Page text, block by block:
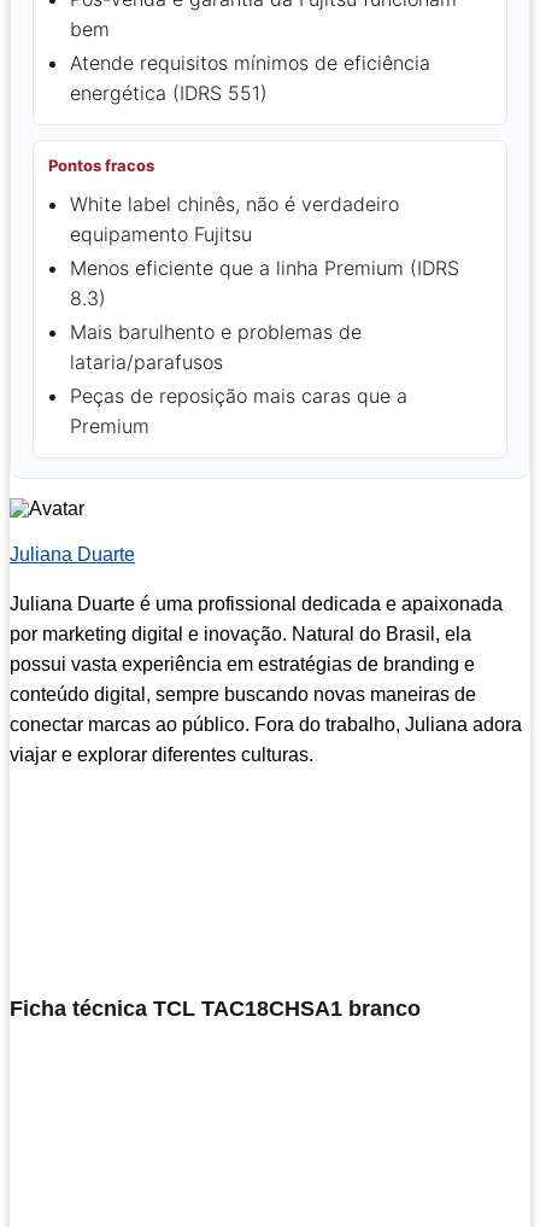
bem
Atende requisitos mínimos de eficiência
energética (IDRS 551)
Pontos fracos
White label chinês, não é verdadeiro
equipamento Fujitsu
Menos eficiente que a linha Premium (IDRS
8.3)
Mais barulhento e problemas de
lataria/parafusos
Peças de reposição mais caras que a
Premium
Juliana Duarte
Juliana Duarte é uma profissional dedicada e apaixonada
por marketing digital e inovação. Natural do Brasil, ela
possui vasta experiência em estratégias de branding e
conteúdo digital, sempre buscando novas maneiras de
conectar marcas ao público. Fora do trabalho, Juliana adora
viajar e explorar diferentes culturas.
Ficha técnica TCL TAC18CHSA1 branco